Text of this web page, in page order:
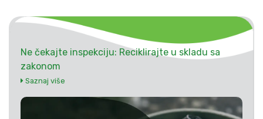
Ne čekajte inspekciju: Reciklirajte u skladu sa
zakonom
Saznaj više